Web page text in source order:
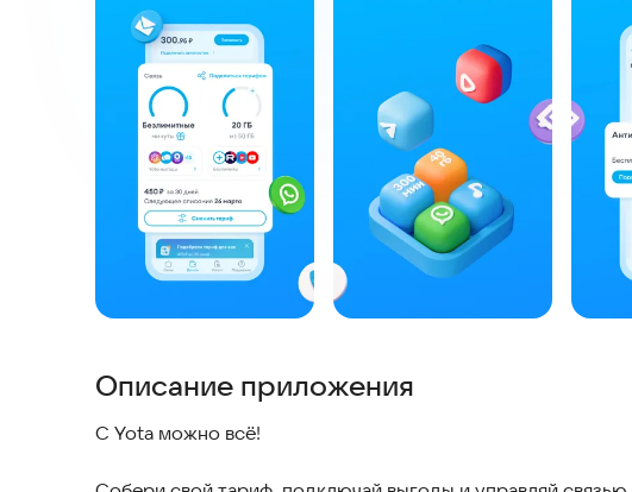
Описание приложения
С Yota можно всё!